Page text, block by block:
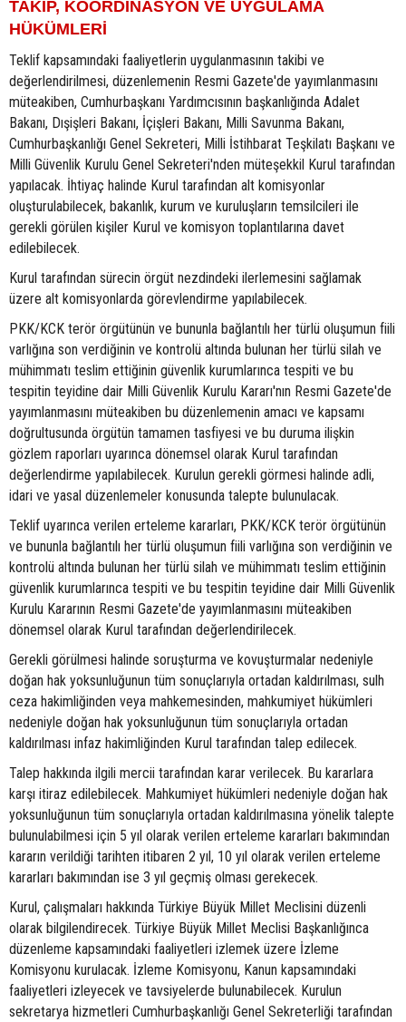
TAKİP, KOORDİNASYON VE UYGULAMA
HÜKÜMLERİ
Teklif kapsamındaki faaliyetlerin uygulanmasının takibi ve
değerlendirilmesi, düzenlemenin Resmi Gazete'de yayımlanmasını
müteakiben, Cumhurbaşkanı Yardımcısının başkanlığında Adalet
Bakanı, Dışişleri Bakanı, İçişleri Bakanı, Milli Savunma Bakanı,
Cumhurbaşkanlığı Genel Sekreteri, Milli İstihbarat Teşkilatı Başkanı ve
Milli Güvenlik Kurulu Genel Sekreteri'nden müteşekkil Kurul tarafından
yapılacak. İhtiyaç halinde Kurul tarafından alt komisyonlar
oluşturulabilecek, bakanlık, kurum ve kuruluşların temsilcileri ile
gerekli görülen kişiler Kurul ve komisyon toplantılarına davet
edilebilecek.
Kurul tarafından sürecin örgüt nezdindeki ilerlemesini sağlamak
üzere alt komisyonlarda görevlendirme yapılabilecek.
PKK/KCK terör örgütünün ve bununla bağlantılı her türlü oluşumun fiili
varlığına son verdiğinin ve kontrolü altında bulunan her türlü silah ve
mühimmatı teslim ettiğinin güvenlik kurumlarınca tespiti ve bu
tespitin teyidine dair Milli Güvenlik Kurulu Kararı'nın Resmi Gazete'de
yayımlanmasını müteakiben bu düzenlemenin amacı ve kapsamı
doğrultusunda örgütün tamamen tasfiyesi ve bu duruma ilişkin
gözlem raporları uyarınca dönemsel olarak Kurul tarafından
değerlendirme yapılabilecek. Kurulun gerekli görmesi halinde adli,
idari ve yasal düzenlemeler konusunda talepte bulunulacak.
Teklif uyarınca verilen erteleme kararları, PKK/KCK terör örgütünün
ve bununla bağlantılı her türlü oluşumun fiili varlığına son verdiğinin ve
kontrolü altında bulunan her türlü silah ve mühimmatı teslim ettiğinin
güvenlik kurumlarınca tespiti ve bu tespitin teyidine dair Milli Güvenlik
Kurulu Kararının Resmi Gazete'de yayımlanmasını müteakiben
dönemsel olarak Kurul tarafından değerlendirilecek.
Gerekli görülmesi halinde soruşturma ve kovuşturmalar nedeniyle
doğan hak yoksunluğunun tüm sonuçlarıyla ortadan kaldırılması, sulh
ceza hakimliğinden veya mahkemesinden, mahkumiyet hükümleri
nedeniyle doğan hak yoksunluğunun tüm sonuçlarıyla ortadan
kaldırılması infaz hakimliğinden Kurul tarafından talep edilecek.
Talep hakkında ilgili mercii tarafından karar verilecek. Bu kararlara
karşı itiraz edilebilecek. Mahkumiyet hükümleri nedeniyle doğan hak
yoksunluğunun tüm sonuçlarıyla ortadan kaldırılmasına yönelik talepte
bulunulabilmesi için 5 yıl olarak verilen erteleme kararları bakımından
kararın verildiği tarihten itibaren 2 yıl, 10 yıl olarak verilen erteleme
kararları bakımından ise 3 yıl geçmiş olması gerekecek.
Kurul, çalışmaları hakkında Türkiye Büyük Millet Meclisini düzenli
olarak bilgilendirecek. Türkiye Büyük Millet Meclisi Başkanlığınca
düzenleme kapsamındaki faaliyetleri izlemek üzere İzleme
Komisyonu kurulacak. İzleme Komisyonu, Kanun kapsamındaki
faaliyetleri izleyecek ve tavsiyelerde bulunabilecek. Kurulun
sekretarya hizmetleri Cumhurbaşkanlığı Genel Sekreterliği tarafından